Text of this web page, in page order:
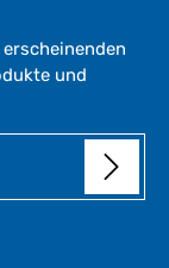
und